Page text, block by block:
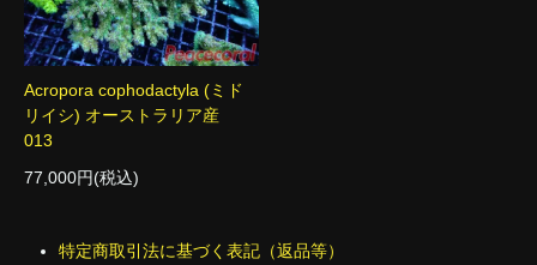
Acropora cophodactyla (ミド
リイシ) オーストラリア産
013
77,000円(税込)
特定商取引法に基づく表記（返品等）